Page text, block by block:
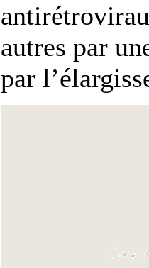
autres par
par